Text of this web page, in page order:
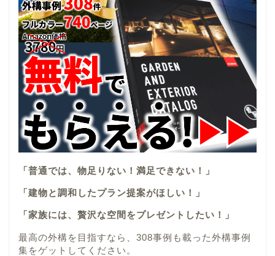
「普通では、物足りない！満足できない！」
「建物と調和したプラン提案がほしい！」
「家族には、贅沢な空間をプレゼントしたい！」
最高の外構を目指すなら、308事例も載った外構事例
集をゲットしてください。